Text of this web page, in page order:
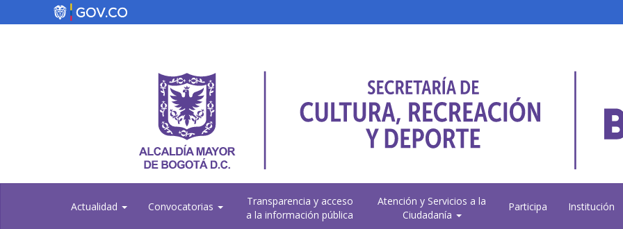
Actualidad Convocatorias
Transparencia y acceso
a la información pública
Atención y Servicios a la
Ciudadanía
Participa Institución